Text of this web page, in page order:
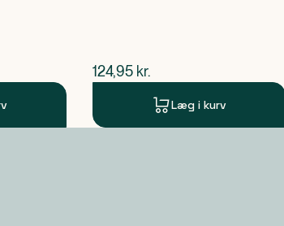
$nuværende pris
124,95 kr.
Læg i kurv